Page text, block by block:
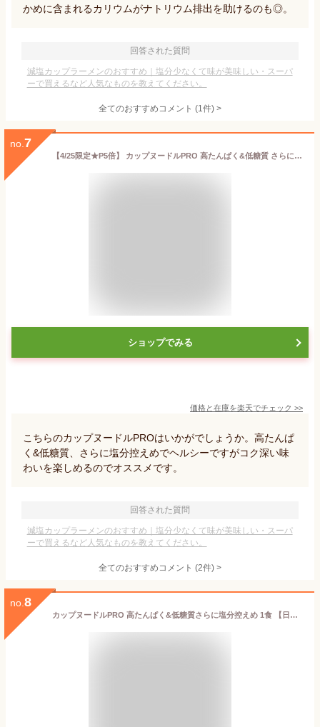
かめに含まれるカリウムがナトリウム排出を助けるのも◎。
回答された質問
減塩カップラーメンのおすすめ｜塩分少なくて味が美味しい・スーパ
ーで買えるなど人気なものを教えてください。
全てのおすすめコメント (1件) >
no. 7
【4/25限定★P5倍】 カップヌードルPRO 高たんぱく&低糖質 さらに塩分控えめ1ケース(12個入） [ 日清食品 送料無料 カップ麺 非常食 まとめ買い カップラーメン ナイス プロ カップラーメンプロ nissin 仕送り ]
ショップでみる
価格と在庫を楽天でチェック >>
こちらのカップヌードルPROはいかがでしょうか。高たんぱ
く&低糖質、さらに塩分控えめでヘルシーですがコク深い味
わいを楽しめるのでオススメです。
回答された質問
減塩カップラーメンのおすすめ｜塩分少なくて味が美味しい・スーパ
ーで買えるなど人気なものを教えてください。
全てのおすすめコメント (2件) >
no. 8
カップヌードルPRO 高たんぱく&低糖質さらに塩分控えめ 1食 【日清食品公式】 カップラーメン インスタントラーメン ラーメン 糖質オフ プロテイン インスタント nissin